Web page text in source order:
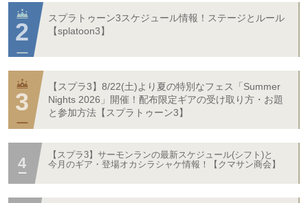
スプラトゥーン3スケジュール情報！ステージとルール
【splatoon3】
【スプラ3】8/22(土)より夏の特別なフェス「Summer
Nights 2026」開催！配布限定ギアの受け取り方・お題
と参加方法【スプラトゥーン3】
【スプラ3】サーモンランの最新スケジュール(シフト)と
今月のギア・登場オカシラシャケ情報！【クマサン商会】